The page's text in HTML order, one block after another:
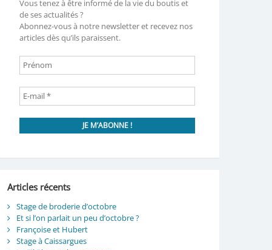
Vous tenez à être informé de la vie du boutis et
de ses actualités ?
Abonnez-vous à notre newsletter et recevez nos
articles dès qu’ils paraissent.
Articles récents
Stage de broderie d’octobre
Et si l’on parlait un peu d’octobre ?
Françoise et Hubert
Stage à Caissargues